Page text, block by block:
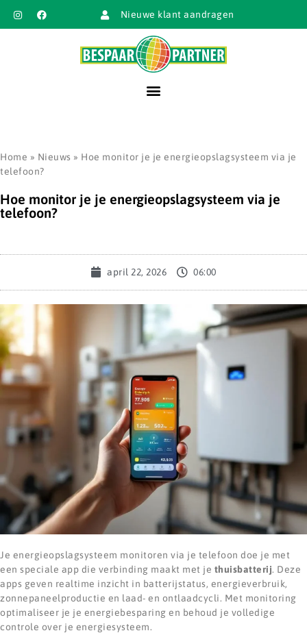
Nieuwe klant aandragen
Home » Nieuws » Hoe monitor je je energieopslagsysteem via je
telefoon?
Hoe monitor je je energieopslagsysteem via je
telefoon?
april 22, 2026 06:00
Je energieopslagsysteem monitoren via je telefoon doe je met
een speciale app die verbinding maakt met je thuisbatterij. Deze
apps geven realtime inzicht in batterijstatus, energieverbruik,
zonnepaneelproductie en laad- en ontlaadcycli. Met monitoring
optimaliseer je je energiebesparing en behoud je volledige
controle over je energiesysteem.